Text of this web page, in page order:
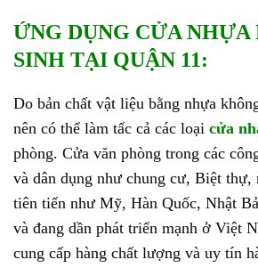
ỨNG DỤNG CỬA NHỰA
SINH TẠI QUẬN 11:
Do bản chất vật liệu bằng nhựa
nên có thể làm tấc cả các loại cửa
phòng. Cửa văn phòng trong các
và dân dụng như chung cư, Biệt thự,
tiên tiến như Mỹ, Hàn Quốc, Nhật
và đang dần phát triển mạnh ở Việt
cung cấp hàng chất lượng và uy tín